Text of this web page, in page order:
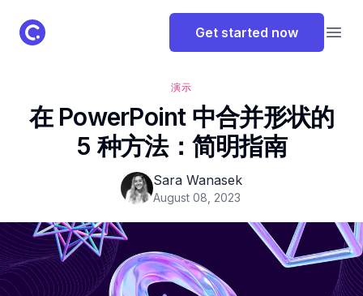
ClassPoint Logo Get started now
演示
在 PowerPoint 中合并形状的
5 种方法：简明指南
Sara Wanasek
August 08, 2023